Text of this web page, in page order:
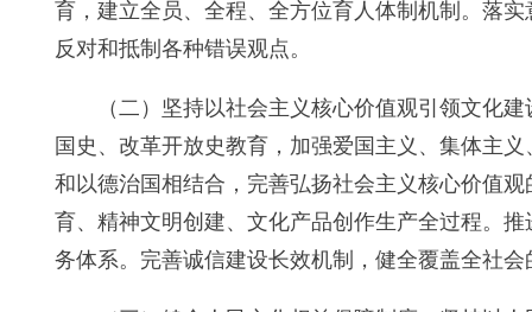
育，建立全员、全程、全方位育人体制机制。落
反对和抵制各种错误观点。
（二）坚持以社会主义核心价值观引领文化
国史、改革开放史教育，加强爱国主义、集体主
和以德治国相结合，完善弘扬社会主义核心价值
育、精神文明创建、文化产品创作生产全过程。
务体系。完善诚信建设长效机制，健全覆盖全社